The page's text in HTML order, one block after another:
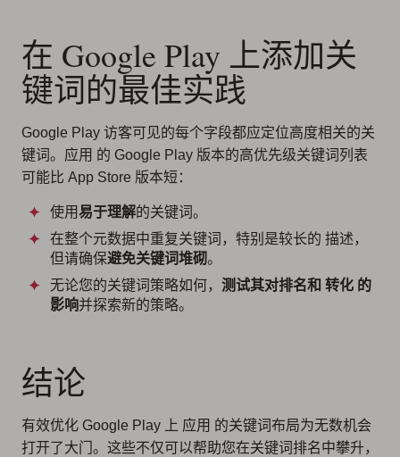
在 Google Play 上添加关
键词的最佳实践
Google Play 访客可见的每个字段都应定位高度相关的关
键词。应用 的 Google Play 版本的高优先级关键词列表
可能比 App Store 版本短：
使用易于理解的关键词。
在整个元数据中重复关键词，特别是较长的 描述，
但请确保避免关键词堆砌。
无论您的关键词策略如何， 测试其对排名和 转化 的
影响并探索新的策略。
结论
有效优化 Google Play 上 应用 的关键词布局为无数机会
打开了大门。这些不仅可以帮助您在关键词排名中攀升，